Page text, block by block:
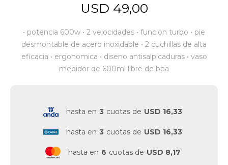
USD 49,00
• potencia 600w • 2 velocidades • funcion turbo • pie
desmontable de acero inoxidable • 2 cuchillas de alta
eficacia • ergonomica • diseno antisalpicaduras • vaso
medidor de 600ml libre de bpa
hasta en 3 cuotas de USD 16,33
hasta en 3 cuotas de USD 16,33
hasta en 6 cuotas de USD 8,17
Bazar
Gastronomía
Ferretería